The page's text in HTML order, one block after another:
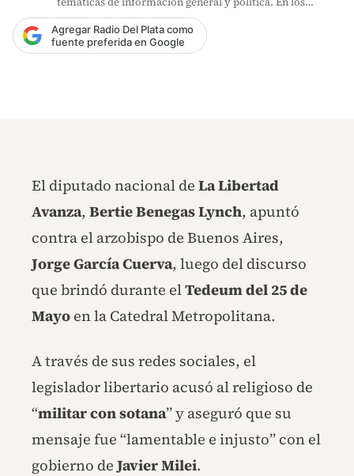
últimos años,…
Agregar Radio Del Plata como
fuente preferida en Google
El diputado nacional de La Libertad
Avanza, Bertie Benegas Lynch, apuntó
contra el arzobispo de Buenos Aires,
Jorge García Cuerva, luego del discurso
que brindó durante elTedeum del 25 de
Mayo en la Catedral Metropolitana.
A través de sus redes sociales, el
legislador libertario acusó al religioso de
“militar con sotana” y aseguró que su
mensaje fue “lamentable e injusto” con el
gobierno de Javier Milei.